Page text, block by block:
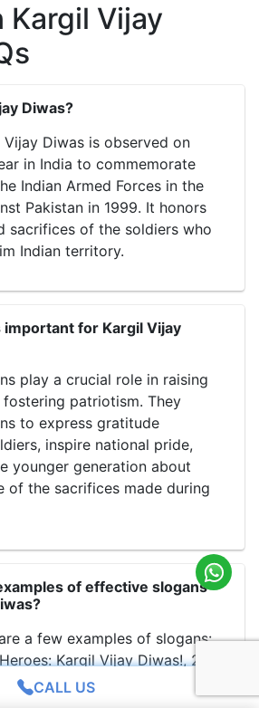
Kargil Vijay
Diwas?
Vijay Diwas is observed on
in India to commemorate
Indian Armed Forces in the
Pakistan in 1999. It honors
sacrifices of the soldiers who
Indian territory.
important for Kargil Vijay
play a crucial role in raising
fostering patriotism. They
to express gratitude
inspire national pride,
younger generation about
of the sacrifices made during
of effective slogans
a few examples of slogans:
Kargil Vijay Diwas!, 2.
Borders: Remembering
CALL US